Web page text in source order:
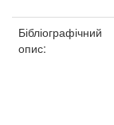
Бібліографічний
опис: